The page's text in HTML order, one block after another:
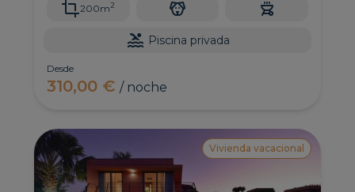
200m2
Piscina privada
Desde
310,00 €/ noche
Vivienda vacacional